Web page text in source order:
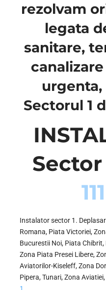
rezolvam
legata
sanitare,
Sectorul 1
Sector
Instalator sector 1.
Romana, Piata Victoriei,
Bucurestii Noi, Piata
Zona Piata Presei Libere,
Aviatorilor-Kiseleff, Zona
Pipera, Tunari, Zona